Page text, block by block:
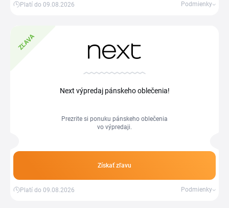
Platí do 09.08.2026 Podmienky
ZĽAVA
Next výpredaj pánskeho oblečenia!
Prezrite si ponuku pánskeho oblečenia
vo výpredaji.
Získať zľavu
Platí do 09.08.2026 Podmienky